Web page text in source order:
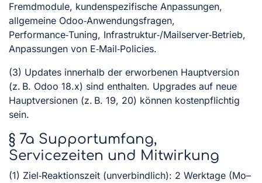
Fremdmodule, kundenspezifische Anpassungen,
allgemeine Odoo‑Anwendungsfragen,
Performance‑Tuning, Infrastruktur‑/Mailserver‑Betrieb,
Anpassungen von E‑Mail‑Policies.
(3) Updates innerhalb der erworbenen Hauptversion
(z. B. Odoo 18.x) sind enthalten. Upgrades auf neue
Hauptversionen (z. B. 19, 20) können kostenpflichtig
sein.
§ 7a Supportumfang,
Servicezeiten und Mitwirkung
(1) Ziel‑Reaktionszeit (unverbindlich): 2 Werktage (Mo–